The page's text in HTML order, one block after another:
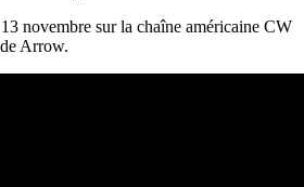
novembre sur la chaîne américaine CW
Arrow.